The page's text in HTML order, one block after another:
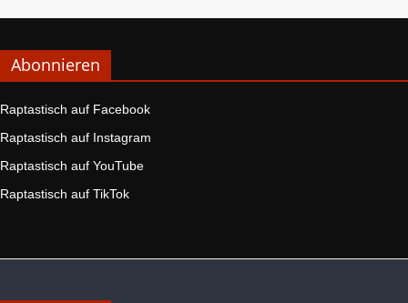
Abonnieren
Raptastisch auf Facebook
Raptastisch auf Instagram
Raptastisch auf YouTube
Raptastisch auf TikTok